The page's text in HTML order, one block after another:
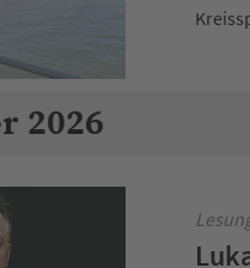
2026